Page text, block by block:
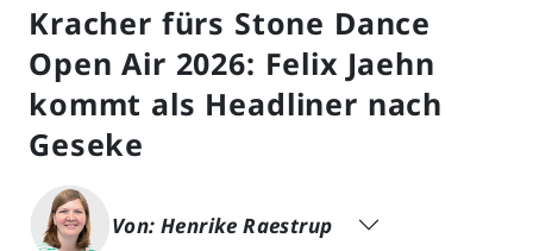
Kracher fürs Stone Dance
Open Air 2026: Felix Jaehn
kommt als Headliner nach
Geseke
Von: Henrike Raestrup